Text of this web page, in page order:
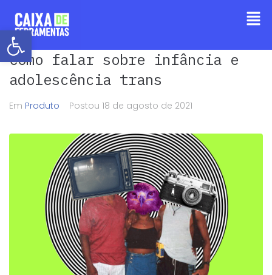
Barra de Ferramentas Aberta
Como falar sobre infância e
adolescência trans
Em Produto Postou 18 de agosto de 2021